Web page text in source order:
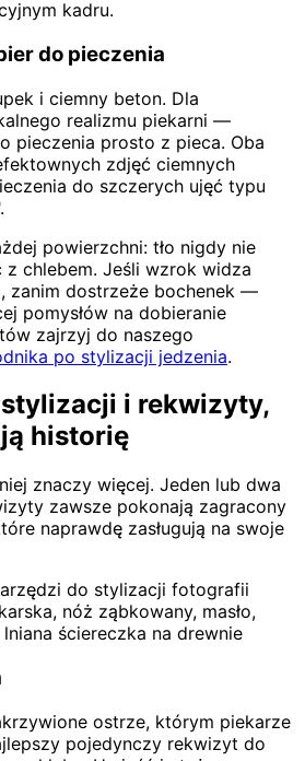
kadru.
do pieczenia
i ciemny beton. Dla
realizmu piekarni —
pieczenia prosto z pieca. Oba
zdjęć ciemnych
do szczerych ujęć typu
powierzchni: tło nigdy nie
chlebem. Jeśli wzrok widza
zanim dostrzeże bochenek —
pomysłów na dobieranie
zajrzyj do naszego
po stylizacji jedzenia.
i rekwizyty,
historię
znaczy więcej. Jeden lub dwa
zawsze pokonają zagracony
naprawdę zasługują na swoje
do stylizacji fotografii
nóż ząbkowany, masło,
ściereczka na drewnie
ostrze, którym piekarze
pojedynczy rekwizyt do